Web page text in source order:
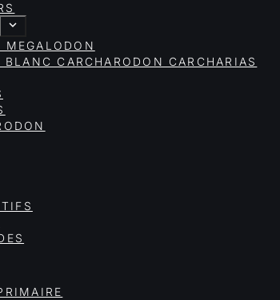
MEGALODON
BLANC CARCHARODON CARCHARIAS